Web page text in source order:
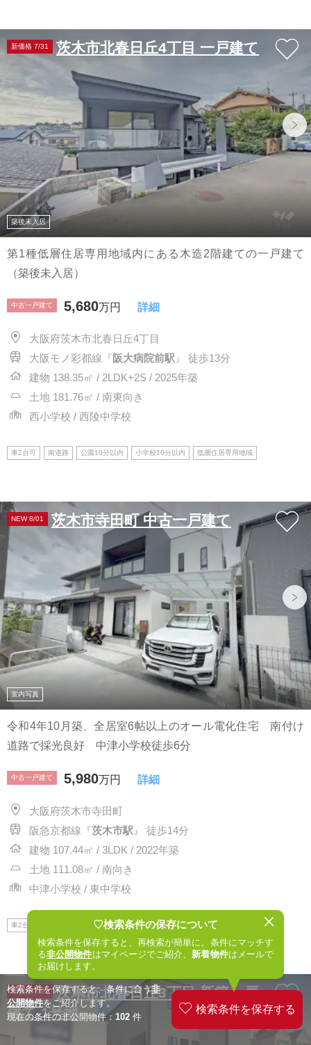
♡検索条件の保存について
検索条件を保存すると、再検索が簡単に。条件にマッチす
る非公開物件はマイページでご紹介、新着物件はメールで
お届けします。
検索条件を保存すると、条件に合う非
公開物件をご紹介します。
現在の条件の非公開物件： 102 件
新価格 7/31 茨木市北春日丘4丁目 一戸建て
築後未入居
第1種低層住居専用地域内にある木造2階建ての一戸建て
（築後未入居）
中古一戸建て 5,680万円 詳細
大阪府茨木市北春日丘4丁目
大阪モノ彩都線『 阪大病院前駅 』 徒歩13分
建物 138.35㎡ / 2LDK+2S / 2025年築
土地 181.76㎡ / 南東向き
西小学校 / 西陵中学校
車2台可 南道路 公園10分以内 小学校10分以内 低層住居専用地域
NEW 8/01 茨木市寺田町 中古一戸建て
室内写真
令和4年10月築、全居室6帖以上のオール電化住宅 南付け
道路で採光良好 中津小学校徒歩6分
中古一戸建て 5,980万円 詳細
大阪府茨木市寺田町
阪急京都線『茨木市駅 』 徒歩14分
建物 107.44㎡ / 3LDK / 2022年築
土地 111.08㎡ / 南向き
中津小学校 / 東中学校
車2台可 買物施設10分以内 小学校10分以内
新価格 7/31
茨木市北春日丘3丁目 新築一戸
建て 1号地